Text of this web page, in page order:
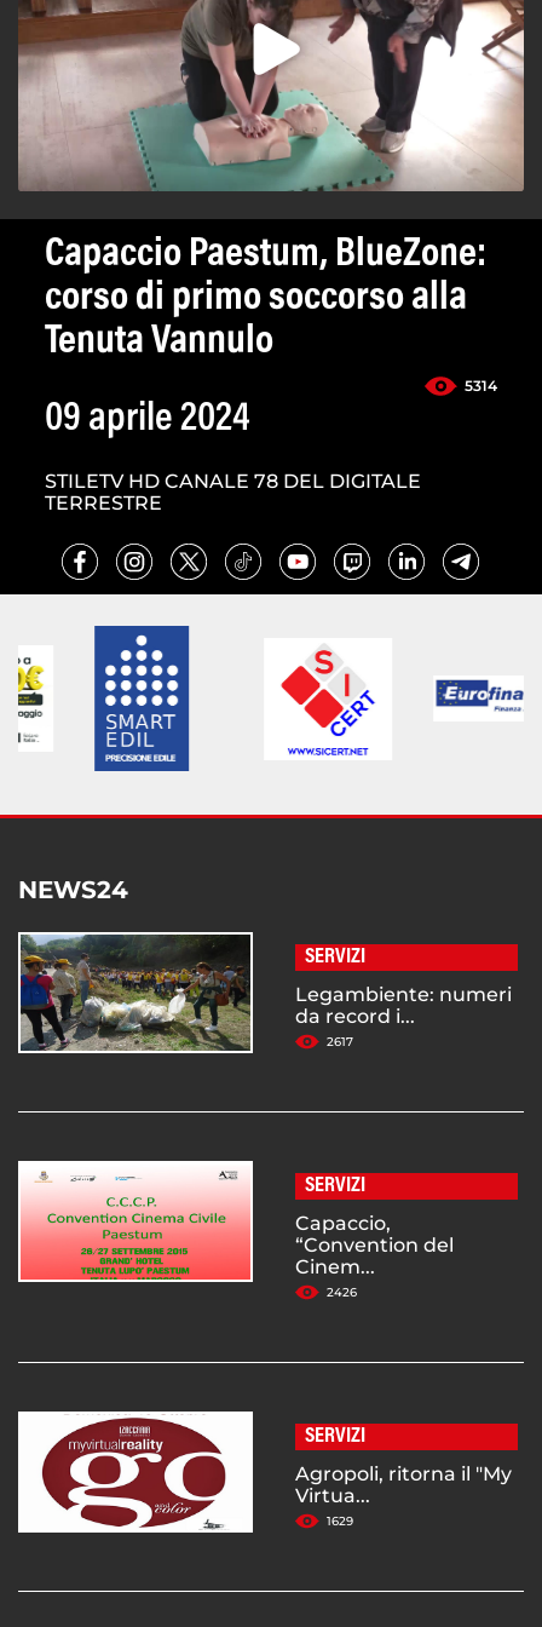
Capaccio Paestum, BlueZone:
corso di primo soccorso alla
Tenuta Vannulo
5314
09 aprile 2024
STILETV HD CANALE 78 DEL DIGITALE
TERRESTRE
NEWS24
SERVIZI
Legambiente: numeri
da record i...
2617
SERVIZI
Capaccio,
“Convention del
Cinem...
2426
SERVIZI
Agropoli, ritorna il "My
Virtua...
1629